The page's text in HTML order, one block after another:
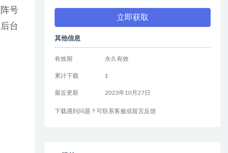
号
台
立即获取
其他信息
有效期 永久有效
累计下载 1
最近更新 2023年10月27日
下载遇到问题？可联系客服或留言反馈